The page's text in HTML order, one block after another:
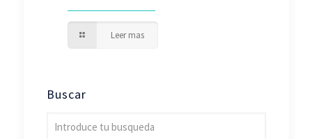
Leer mas
Buscar